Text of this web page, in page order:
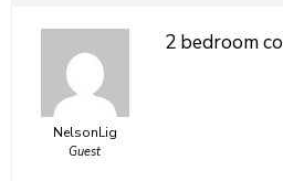
NelsonLig
Guest
2 bedroom